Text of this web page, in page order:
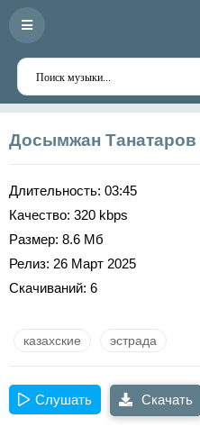
Досымжан Танатаров
Длительность: 03:45
Качество: 320 kbps
Размер: 8.6 Мб
Релиз: 26 Март 2025
Скачиваний: 6
казахские эстрада
Слушать Скачать